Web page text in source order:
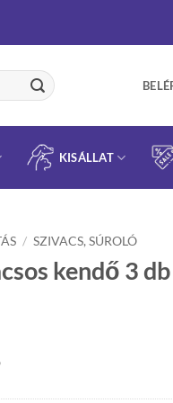
KISÁLLAT
/ SZIVACS, SÚROLÓ
kendő 3 db